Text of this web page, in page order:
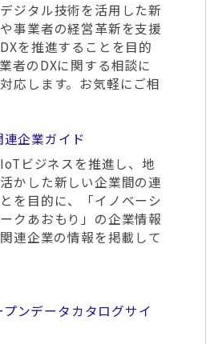
ジタル技術を活用した新
事業者の経営革新を支援
を推進することを目的
者のDXに関する相談に
応します。お気軽にご相
企業ガイド
ビジネスを推進し、地
かした新しい企業間の連
を目的に、「イノベーシ
クあおもり」の企業情報
連企業の情報を掲載して
ンデータカタログサイ